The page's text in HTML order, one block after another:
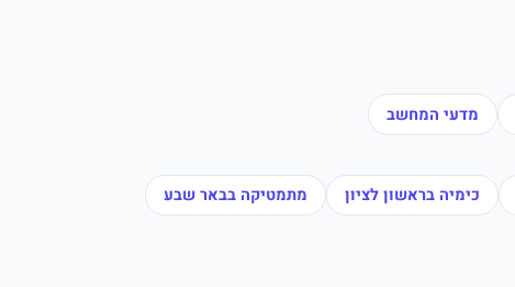
מדעי המחשב
כימיה בראשון לציון
מתמטיקה בבאר שבע